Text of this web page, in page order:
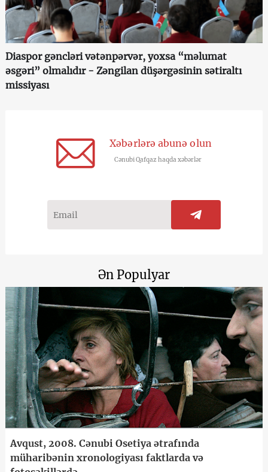
Diaspor gəncləri vətənpərvər, yoxsa “məlumat
əsgəri” olmalıdır - Zəngilan düşərgəsinin sətiraltı
missiyası
Xəbərlərə abunə olun
Cənubi Qafqaz haqda xəbərlər
Ən Populyar
Avqust, 2008. Cənubi Osetiya ətrafında
müharibənin xronologiyası faktlarda və